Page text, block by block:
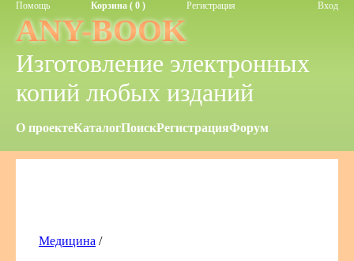
Помощь Корзина ( 0 ) Регистрация Вход
ANY-BOOK
Изготовление электронных
копий любых изданий
О проектеКаталогПоискРегистрацияФорум
Медицина /